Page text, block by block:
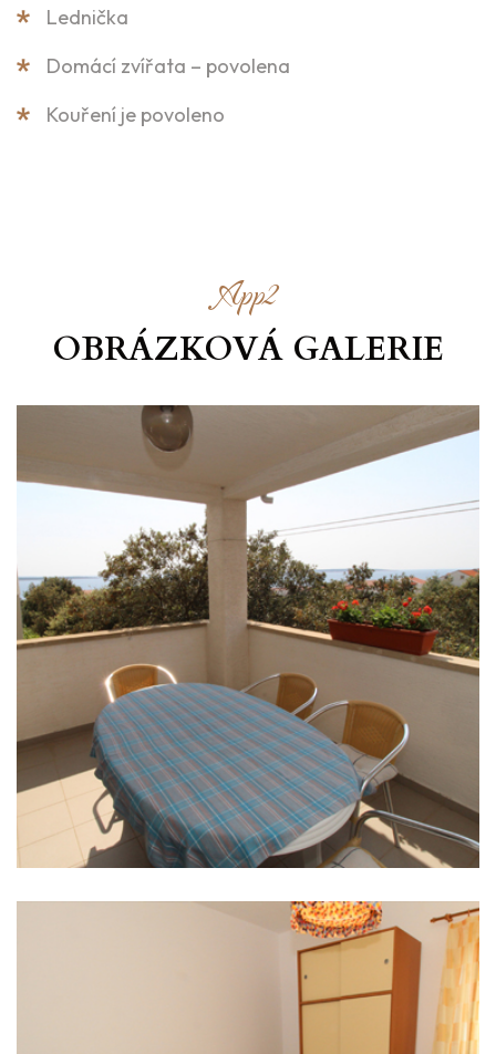
Lednička
Domácí zvířata – povolena
Kouření je povoleno
App2
OBRÁZKOVÁ GALERIE